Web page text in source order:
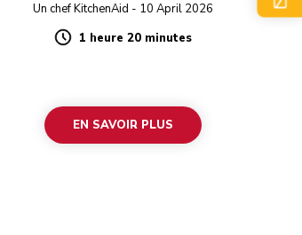
Un chef KitchenAid - 10 April 2026
Duration
1 heure 20 minutes
EN SAVOIR PLUS